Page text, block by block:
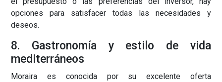
opciones para satisfacer todas las necesidades y
deseos.
8. Gastronomía y estilo de vida
mediterráneos
Moraira es conocida por su excelente oferta